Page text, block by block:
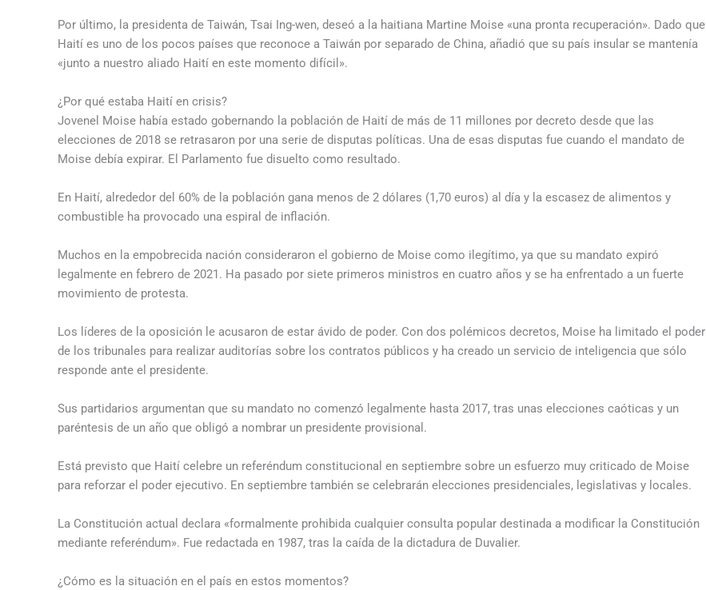
Por último, la presidenta de Taiwán, Tsai Ing-wen, deseó a la haitiana Martine Moise «una pronta recuperación». Dado que
Haití es uno de los pocos países que reconoce a Taiwán por separado de China, añadió que su país insular se mantenía
«junto a nuestro aliado Haití en este momento difícil».
¿Por qué estaba Haití en crisis?
Jovenel Moise había estado gobernando la población de Haití de más de 11 millones por decreto desde que las
elecciones de 2018 se retrasaron por una serie de disputas políticas. Una de esas disputas fue cuando el mandato de
Moise debía expirar. El Parlamento fue disuelto como resultado.
En Haití, alrededor del 60% de la población gana menos de 2 dólares (1,70 euros) al día y la escasez de alimentos y
combustible ha provocado una espiral de inflación.
Muchos en la empobrecida nación consideraron el gobierno de Moise como ilegítimo, ya que su mandato expiró
legalmente en febrero de 2021. Ha pasado por siete primeros ministros en cuatro años y se ha enfrentado a un fuerte
movimiento de protesta.
Los líderes de la oposición le acusaron de estar ávido de poder. Con dos polémicos decretos, Moise ha limitado el poder
de los tribunales para realizar auditorías sobre los contratos públicos y ha creado un servicio de inteligencia que sólo
responde ante el presidente.
Sus partidarios argumentan que su mandato no comenzó legalmente hasta 2017, tras unas elecciones caóticas y un
paréntesis de un año que obligó a nombrar un presidente provisional.
Está previsto que Haití celebre un referéndum constitucional en septiembre sobre un esfuerzo muy criticado de Moise
para reforzar el poder ejecutivo. En septiembre también se celebrarán elecciones presidenciales, legislativas y locales.
La Constitución actual declara «formalmente prohibida cualquier consulta popular destinada a modificar la Constitución
mediante referéndum». Fue redactada en 1987, tras la caída de la dictadura de Duvalier.
¿Cómo es la situación en el país en estos momentos?